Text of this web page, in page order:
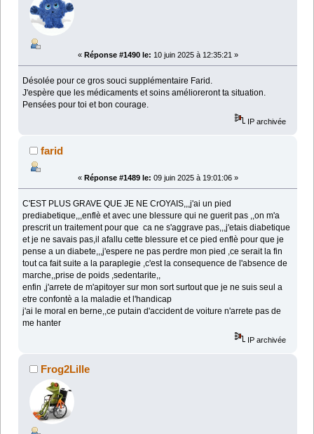
« Réponse #1490 le: 10 juin 2025 à 12:35:21 »
Désolée pour ce gros souci supplémentaire Farid.
J'espère que les médicaments et soins amélioreront ta situation.
Pensées pour toi et bon courage.
IP archivée
farid
« Réponse #1489 le: 09 juin 2025 à 19:01:06 »
C'EST PLUS GRAVE QUE JE NE CrOYAIS,,,j'ai un pied
prediabetique,,,enflè et avec une blessure qui ne guerit pas ,,on m'a
prescrit un traitement pour que ca ne s'aggrave pas,,,j'etais diabetique
et je ne savais pas,il afallu cette blessure et ce pied enflè pour que je
pense a un diabete,,,j'espere ne pas perdre mon pied ,ce serait la fin
tout ca fait suite a la paraplegie ,c'est la consequence de l'absence de
marche,,prise de poids ,sedentarite,,
enfin ,j'arrete de m'apitoyer sur mon sort surtout que je ne suis seul a
etre confontè a la maladie et l'handicap
j'ai le moral en berne,,ce putain d'accident de voiture n'arrete pas de
me hanter
IP archivée
Frog2Lille